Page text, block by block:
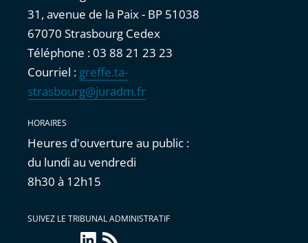
31, avenue de la Paix - BP 51038
67070 Strasbourg Cedex
Téléphone : 03 88 21 23 23
Courriel : greffe.ta-
strasbourg@juradm.fr
HORAIRES
Heures d'ouverture au public :
du lundi au vendredi
8h30 à 12h15
SUIVEZ LE TRIBUNAL ADMINISTRATIF
linkedin
Flux